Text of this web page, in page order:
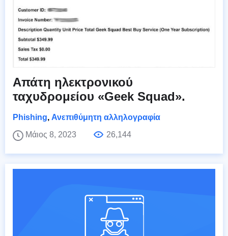
Απάτη ηλεκτρονικού
ταχυδρομείου «Geek Squad».
Phishing, Ανεπιθύμητη αλληλογραφία
Μάιος 8, 2023
26,144